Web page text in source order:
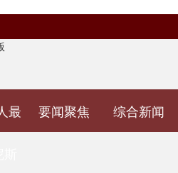
最 要闻聚焦 综合新闻